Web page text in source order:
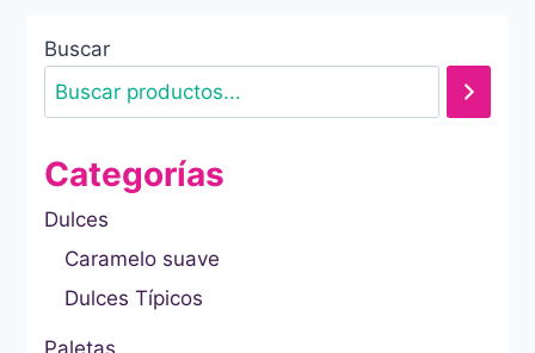
Buscar
Categorías
Dulces
Caramelo suave
Dulces Típicos